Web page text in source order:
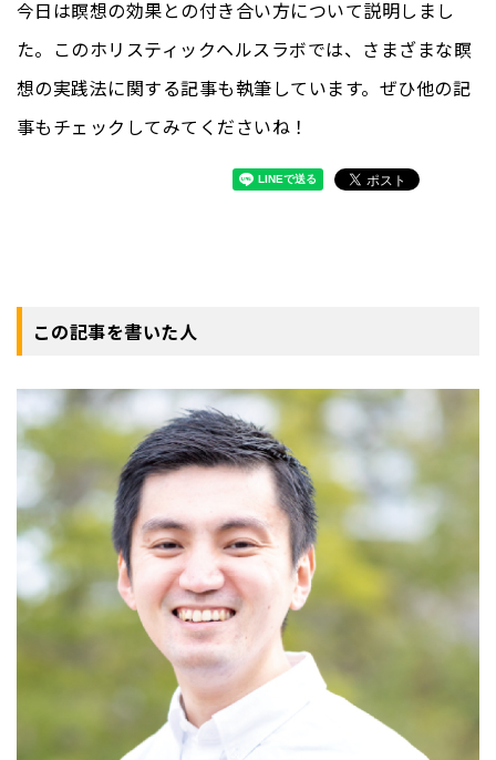
今日は瞑想の効果との付き合い方について説明しまし
た。このホリスティックヘルスラボでは、さまざまな瞑
想の実践法に関する記事も執筆しています。ぜひ他の記
事もチェックしてみてくださいね！
この記事を書いた人